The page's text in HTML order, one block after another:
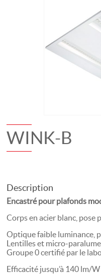
WINK-B
Description
Encastré pour plafonds
Corps en acier blanc, pose
Optique faible luminance,
Lentilles et micro-
Groupe 0 certifié par le
Efficacité jusqu’à 140 lm/W